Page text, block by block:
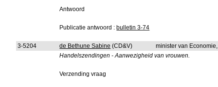
Antwoord
Publicatie antwoord : bulletin 3-74
3-5204 de Bethune Sabine (CD&V)
minister van
Handelszendingen - Aanwezigheid van vrouwen.
Verzending vraag